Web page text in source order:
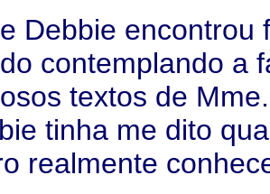
Debbie encontrou
contemplando a
textos de
tinha me dito
realmente